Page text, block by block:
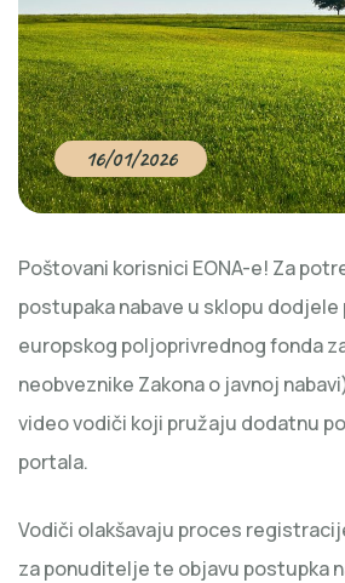
16/01/2026
Poštovani korisnici EONA-e! Za
postupaka nabave u sklopu
europskog poljoprivrednog fonda
neobveznike Zakona o javnoj
video vodiči koji pružaju dodatnu
portala.
Vodiči olakšavaju proces
za ponuditelje te objavu postupka